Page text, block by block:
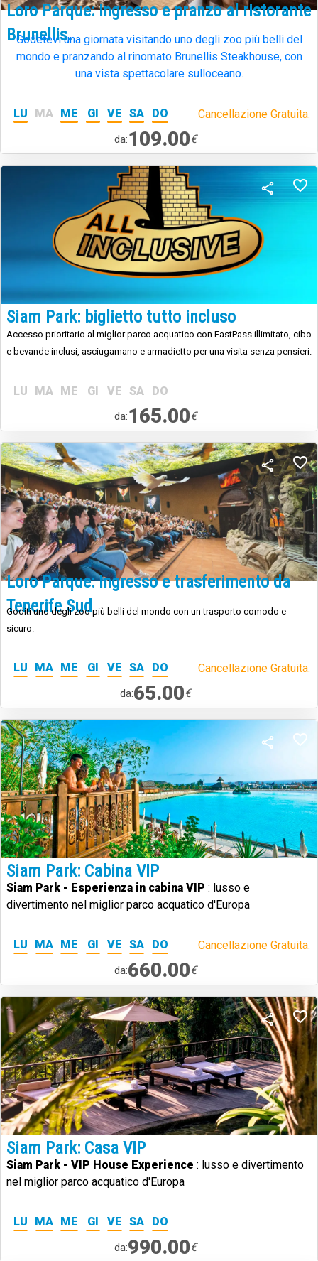
Loro Parque: Ingresso e pranzo al ristorante
Brunellis.
Godetevi una giornata visitando uno degli zoo più belli del
mondo e pranzando al rinomato Brunellis Steakhouse, con
una vista spettacolare sulloceano.
LU MA ME GI VE SA DO Cancellazione Gratuita.
da:109.00€
Siam Park: biglietto tutto incluso
Accesso prioritario al miglior parco acquatico con FastPass illimitato, cibo
e bevande inclusi, asciugamano e armadietto per una visita senza pensieri.
LU MA ME GI VE SA DO
da:165.00€
Loro Parque: Ingresso e trasferimento da
Tenerife Sud
Goditi uno degli zoo più belli del mondo con un trasporto comodo e
sicuro.
LU MA ME GI VE SA DO Cancellazione Gratuita.
da:65.00€
Siam Park: Cabina VIP
Siam Park - Esperienza in cabina VIP : lusso e
divertimento nel miglior parco acquatico d'Europa
LU MA ME GI VE SA DO Cancellazione Gratuita.
da:660.00€
Siam Park: Casa VIP
Siam Park - VIP House Experience : lusso e divertimento
nel miglior parco acquatico d'Europa
LU MA ME GI VE SA DO
da:990.00€